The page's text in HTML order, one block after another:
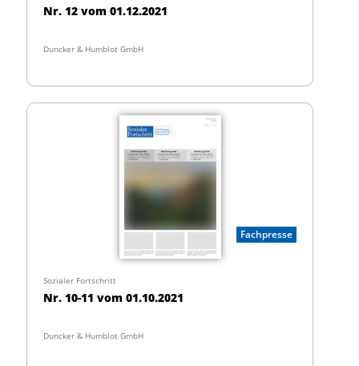
Nr. 12 vom 01.12.2021
Duncker & Humblot GmbH
Fachpresse
Sozialer Fortschritt
Nr. 10-11 vom 01.10.2021
Duncker & Humblot GmbH